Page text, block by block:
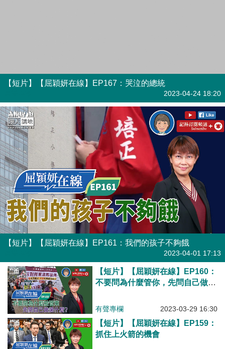
【短片】【屈穎妍在線】EP167：哭泣的總統
2023-04-24 18:20
【短片】【屈穎妍在線】EP161：我們的孩子不夠餓
2023-04-01 17:13
【短片】【屈穎妍在線】EP160：
不要問為什麼管你，先問自己做過
有聲專欄 2023-03-29 16:30
【短片】【屈穎妍在線】EP159：
抓住上火箭的機會